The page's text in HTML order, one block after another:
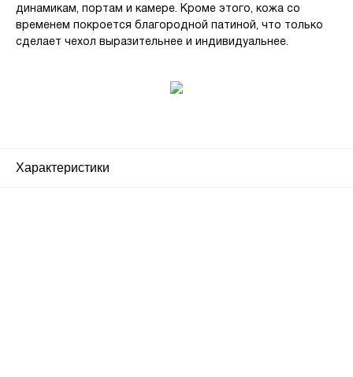
динамикам, портам и камере. Кроме этого, кожа со
временем покроется благородной патиной, что только
сделает чехол выразительнее и индивидуальнее.
Характеристики